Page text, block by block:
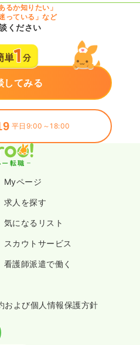
るか知りたい」
っている」など
ください
してみる
平日9:00～18:00
Myページ
求人を探す
気になるリスト
スカウトサービス
看護師派遣で働く
および個人情報保護方針